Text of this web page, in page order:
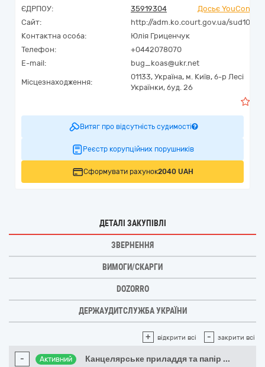
ЄДРПОУ:
35919304
Досьє YouControl
Сайт:
http://adm.ko.court.gov.ua/sud1070/
Контактна особа:
Юлія Гриценчук
Телефон:
+0442078070
E-mail:
bug_koas@ukr.net
Місцезнаходження:
01133, Україна, м. Київ, б-р Лесі
Українки, буд. 26
Витяг про відсутність судимості
Реєстр корупційних порушників
Сформувати рахунок2040 UAH
ДЕТАЛІ ЗАКУПІВЛІ
ЗВЕРНЕННЯ
ВИМОГИ/СКАРГИ
DOZORRO
ДЕРЖАУДИТСЛУЖБА УКРАЇНИ
+ відкрити всі - закрити всі
- Активний Канцелярське приладдя та папір ...